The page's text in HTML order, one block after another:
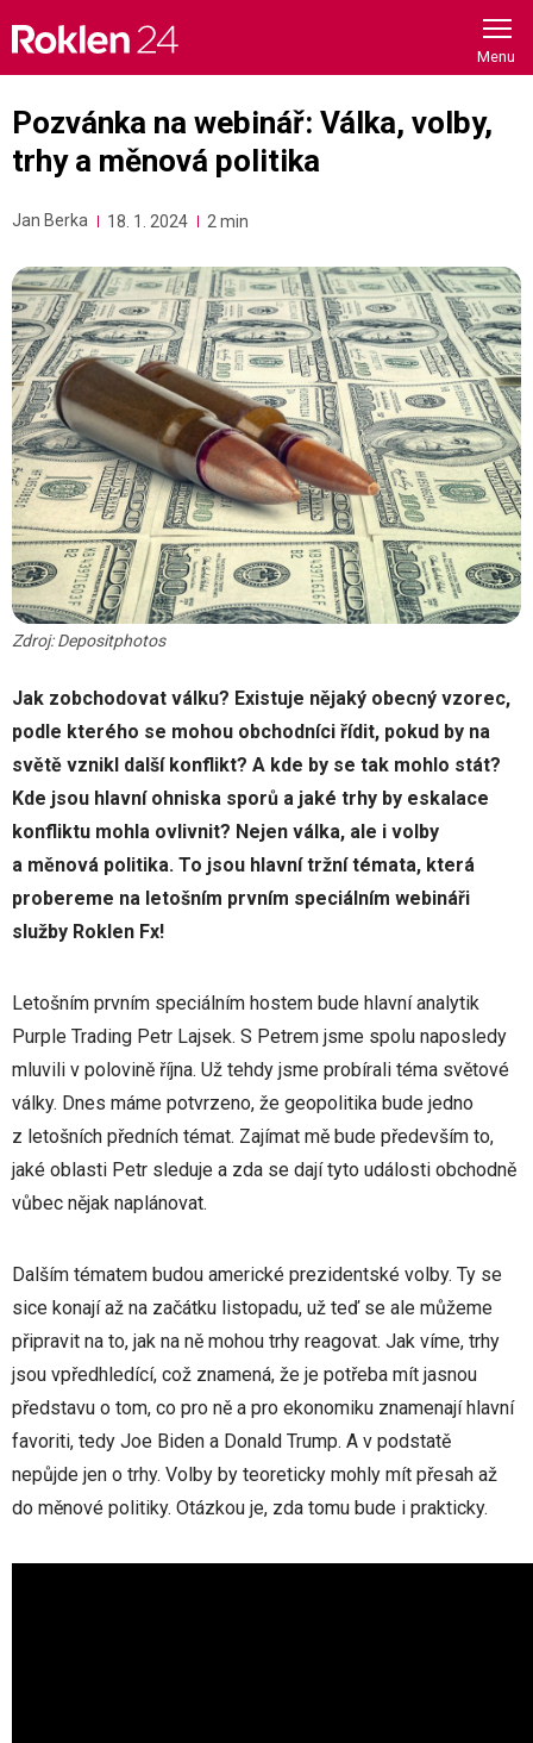
content
Pozvánka na webinář: Válka, volby,
trhy a měnová politika
Jan Berka 18. 1. 2024 2 min
Zdroj: Depositphotos
Jak zobchodovat válku? Existuje nějaký obecný vzorec,
podle kterého se mohou obchodníci řídit, pokud by na
světě vznikl další konflikt? A kde by se tak mohlo stát?
Kde jsou hlavní ohniska sporů a jaké trhy by eskalace
konfliktu mohla ovlivnit? Nejen válka, ale i volby
a měnová politika. To jsou hlavní tržní témata, která
probereme na letošním prvním speciálním webináři
služby Roklen Fx!
Letošním prvním speciálním hostem bude hlavní analytik
Purple Trading Petr Lajsek. S Petrem jsme spolu naposledy
mluvili v polovině října. Už tehdy jsme probírali téma světové
války. Dnes máme potvrzeno, že geopolitika bude jedno
z letošních předních témat. Zajímat mě bude především to,
jaké oblasti Petr sleduje a zda se dají tyto události obchodně
vůbec nějak naplánovat.
Dalším tématem budou americké prezidentské volby. Ty se
sice konají až na začátku listopadu, už teď se ale můžeme
připravit na to, jak na ně mohou trhy reagovat. Jak víme, trhy
jsou vpředhledící, což znamená, že je potřeba mít jasnou
představu o tom, co pro ně a pro ekonomiku znamenají hlavní
favoriti, tedy Joe Biden a Donald Trump. A v podstatě
nepůjde jen o trhy. Volby by teoreticky mohly mít přesah až
do měnové politiky. Otázkou je, zda tomu bude i prakticky.